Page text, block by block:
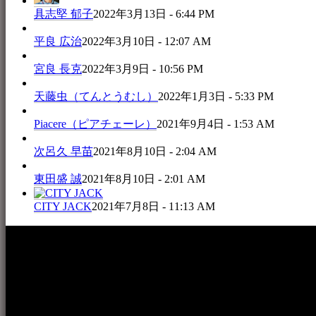
具志堅 郁子2022年3月13日 - 6:44 PM
平良 広治2022年3月10日 - 12:07 AM
宮良 長克2022年3月9日 - 10:56 PM
天藤虫（てんとうむし） 2022年1月3日 - 5:33 PM
Piacere（ピアチェーレ） 2021年9月4日 - 1:53 AM
次呂久 早苗2021年8月10日 - 2:04 AM
東田盛 誠2021年8月10日 - 2:01 AM
CITY JACK2021年7月8日 - 11:13 AM